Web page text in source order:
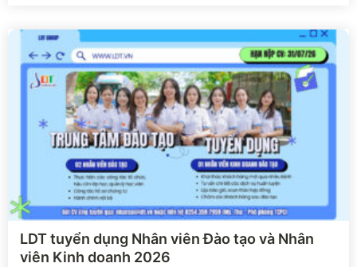
Xem chi tiết
LDT tuyển dụng Nhân viên Đào tạo và Nhân
viên Kinh doanh 2026